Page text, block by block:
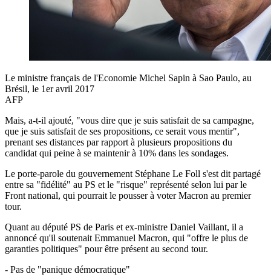
Le ministre français de l'Economie Michel Sapin à Sao Paulo, au
Brésil, le 1er avril 2017
AFP
Mais, a-t-il ajouté, "vous dire que je suis satisfait de sa campagne,
que je suis satisfait de ses propositions, ce serait vous mentir",
prenant ses distances par rapport à plusieurs propositions du
candidat qui peine à se maintenir à 10% dans les sondages.
Le porte-parole du gouvernement Stéphane Le Foll s'est dit partagé
entre sa "fidélité" au PS et le "risque" représenté selon lui par le
Front national, qui pourrait le pousser à voter Macron au premier
tour.
Quant au député PS de Paris et ex-ministre Daniel Vaillant, il a
annoncé qu'il soutenait Emmanuel Macron, qui "offre le plus de
garanties politiques" pour être présent au second tour.
- Pas de "panique démocratique"